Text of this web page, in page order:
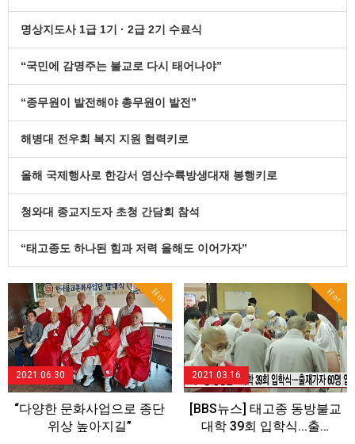
명상지도사 1급 1기 · 2급 2기 수료식
“국민에 감명주는 불교로 다시 태어나야”
“종무원이 발전해야 총무원이 발전”
해병대 전우회 복지 지원 협력키로
올해 국제행사로 한강서 영산수륙방생대재 봉행키로
청와대 종교지도자 초청 간담회 참석
“태고종도 하나된 힘과 저력 올해도 이어가자”
Hot
2021.06.30
“다양한 문화사업으로 종단
위상 높아지길”
Hot
2021.03.16
[BBS뉴스] 태고종 동방불교
대학 39회 입학식...출…